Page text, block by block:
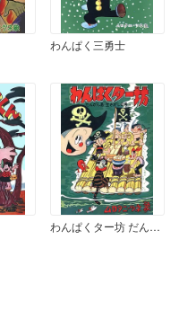
わんぱく三勇士
わんぱくター坊 だんがん島・宝さがしの巻